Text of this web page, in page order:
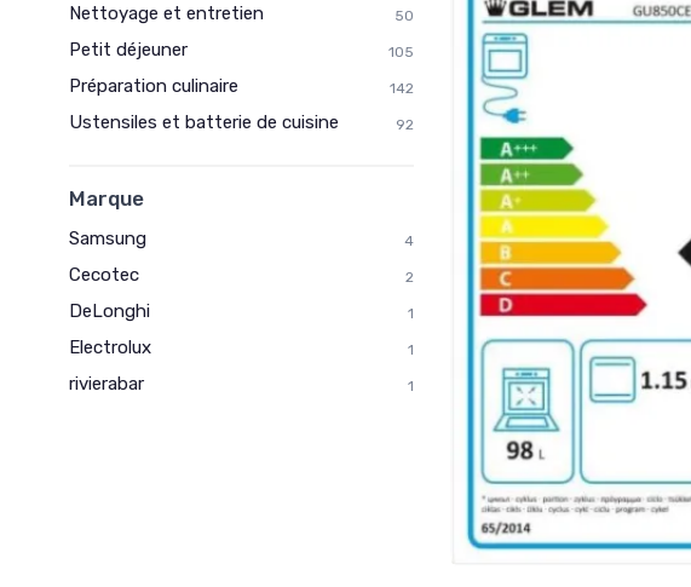
Nettoyage et entretien 50
Petit déjeuner 105
Préparation culinaire 142
Ustensiles et batterie de cuisine 92
Marque
Samsung 4
Cecotec 2
DeLonghi 1
Electrolux 1
rivierabar 1